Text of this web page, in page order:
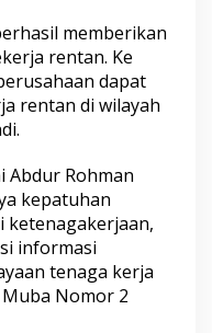
memberikan
rentan. Ke
dapat
rentan di wilayah
Abdur Rohman
kepatuhan
ketenagakerjaan,
informasi
tenaga kerja
Nomor 2